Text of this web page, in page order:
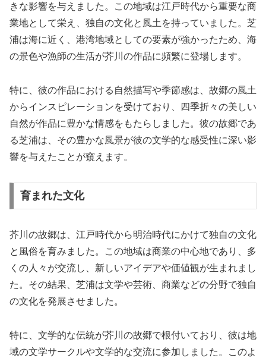
きな影響を与えました。この地域は江戸時代から重要な商
業地として栄え、独自の文化と風土を持っていました。芝
浦は海に近く、港湾地域としての要素が強かったため、海
の景色や漁師の生活が芥川の作品に頻繁に登場します。
特に、彼の作品における自然描写や季節感は、故郷の風土
からインスピレーションを受けており、四季折々の美しい
自然が作品に豊かな情感をもたらしました。彼の故郷であ
る芝浦は、その豊かな風景が彼の文学的な感受性に深い影
響を与えたことが窺えます。
育まれた文化
芥川の故郷は、江戸時代から明治時代にかけて独自の文化
と風俗を育みました。この地域は商業の中心地であり、多
くの人々が交流し、新しいアイデアや価値観が生まれまし
た。その結果、芝浦は文学や芸術、商業などの分野で独自
の文化を発展させました。
特に、文学的な伝統が芥川の故郷で根付いており、彼は地
域の文学サークルや文学的な交流に参加しました。このよ